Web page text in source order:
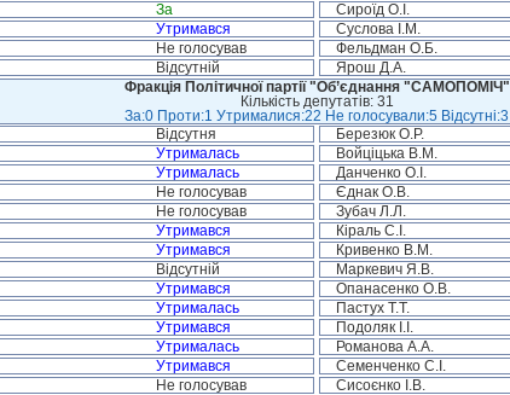
За Сироїд О.І.
Утримався Суслова І.М.
Не голосував Фельдман О.Б.
Відсутній Ярош Д.А.
Фракція Політичної партії "Об’єднання "САМОПОМІЧ"
Кількість депутатів: 31
За:0 Проти:1 Утрималися:22 Не голосували:5 Відсутні:3
Відсутня Березюк О.Р.
Утрималась Войціцька В.М.
Утрималась Данченко О.І.
Не голосував Єднак О.В.
Не голосував Зубач Л.Л.
Утримався Кіраль С.І.
Утримався Кривенко В.М.
Відсутній Маркевич Я.В.
Утримався Опанасенко О.В.
Утрималась Пастух Т.Т.
Утримався Подоляк І.І.
Утрималась Романова А.А.
Утримався Семенченко С.І.
Не голосував Сисоєнко І.В.